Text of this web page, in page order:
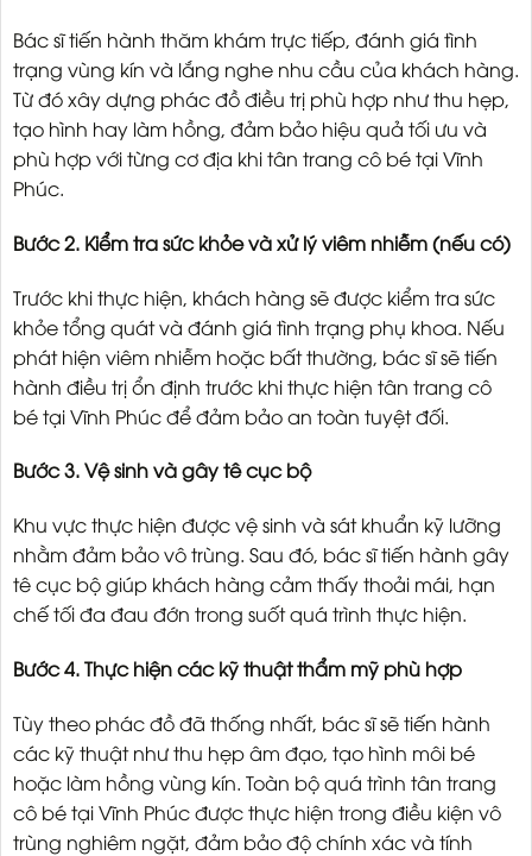
Bác sĩ tiến hành thăm khám trực tiếp, đánh giá tình
trạng vùng kín và lắng nghe nhu cầu của khách hàng.
Từ đó xây dựng phác đồ điều trị phù hợp như thu hẹp,
tạo hình hay làm hồng, đảm bảo hiệu quả tối ưu và
phù hợp với từng cơ địa khi tân trang cô bé tại Vĩnh
Phúc.
Bước 2. Kiểm tra sức khỏe và xử lý viêm nhiễm (nếu có)
Trước khi thực hiện, khách hàng sẽ được kiểm tra sức
khỏe tổng quát và đánh giá tình trạng phụ khoa. Nếu
phát hiện viêm nhiễm hoặc bất thường, bác sĩ sẽ tiến
hành điều trị ổn định trước khi thực hiện tân trang cô
bé tại Vĩnh Phúc để đảm bảo an toàn tuyệt đối.
Bước 3. Vệ sinh và gây tê cục bộ
Khu vực thực hiện được vệ sinh và sát khuẩn kỹ lưỡng
nhằm đảm bảo vô trùng. Sau đó, bác sĩ tiến hành gây
tê cục bộ giúp khách hàng cảm thấy thoải mái, hạn
chế tối đa đau đớn trong suốt quá trình thực hiện.
Bước 4. Thực hiện các kỹ thuật thẩm mỹ phù hợp
Tùy theo phác đồ đã thống nhất, bác sĩ sẽ tiến hành
các kỹ thuật như thu hẹp âm đạo, tạo hình môi bé
hoặc làm hồng vùng kín. Toàn bộ quá trình tân trang
cô bé tại Vĩnh Phúc được thực hiện trong điều kiện vô
trùng nghiêm ngặt, đảm bảo độ chính xác và tính